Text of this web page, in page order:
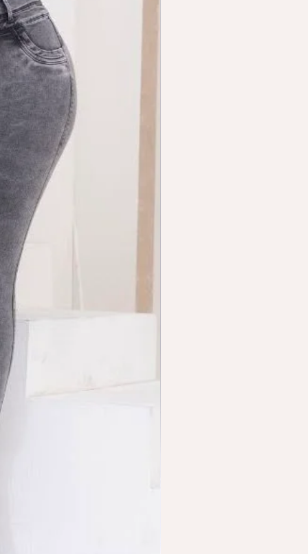
su médico.
Componentes:
Agua,
alcohol,camphor,carbomer,trietha
nolamine,paullinia cupan seed
extract, Citrus aurantium dulcis
peel oil expressed,mentha piperita
oil,rosmarinus officials leaf/Stem
oil,cocos nucifera
oil,carnitina,D&C Red 33
(CI172000),DD&C Yellow
No.5(CI19140).